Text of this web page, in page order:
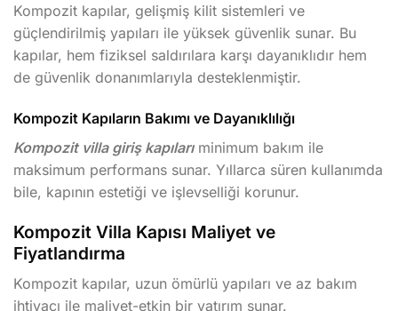
Kompozit kapılar, gelişmiş kilit sistemleri ve
güçlendirilmiş yapıları ile yüksek güvenlik sunar. Bu
kapılar, hem fiziksel saldırılara karşı dayanıklıdır hem
de güvenlik donanımlarıyla desteklenmiştir.
Kompozit Kapıların Bakımı ve Dayanıklılığı
Kompozit villa giriş kapılarıminimum bakım ile
maksimum performans sunar. Yıllarca süren kullanımda
bile, kapının estetiği ve işlevselliği korunur.
Kompozit Villa Kapısı Maliyet ve
Fiyatlandırma
Kompozit kapılar, uzun ömürlü yapıları ve az bakım
ihtiyacı ile maliyet-etkin bir yatırım sunar.